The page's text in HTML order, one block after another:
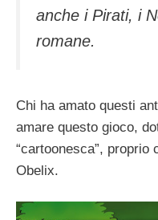
anche i Pirati, i
romane.
Chi ha amato questi
amare questo gioco,
“cartoonesca”, proprio
Obelix.